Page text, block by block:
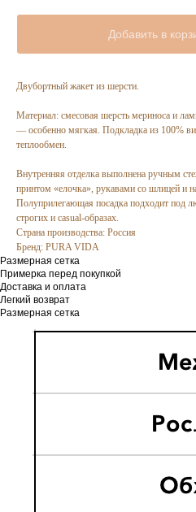
Добавить в
Двубортный жакет из шерсти.
Материал: смесовая шерсть мериноса и
— особенно мягкая. Подкладка из 100%
теплообмен.
Внутренняя отделка выполнена ручным
принтом «елочка», рукавами со шлицей и
Полуприлегающая посадка подходит под
строгих и casual-образах.
Страна производства: Россия
Бренд: PURA VIDA
Размерная сетка
Примерка перед покупкой
Доставка и оплата
Легкий возврат
Размерная сетка